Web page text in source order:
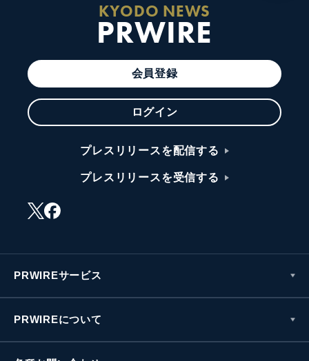
KYODO NEWS
PRWIRE
会員登録
ログイン
プレスリリースを配信する
プレスリリースを受信する
PRWIREサービス
PRWIREについて